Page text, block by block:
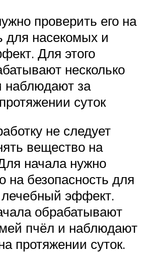
проверить его на
для насекомых и
Для этого
несколько
наблюдают за
суток
не следует
вещество на
начала нужно
на безопасность для
эффект.
обрабатывают
пчёл и наблюдают
протяжении суток.